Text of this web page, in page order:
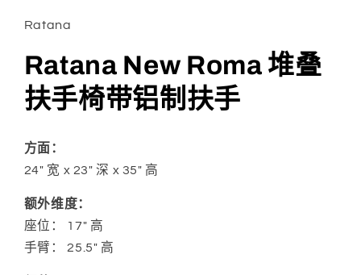
窗
中
打
开
媒
文
件
1
Ratana
Ratana New Roma 堆叠
扶手椅带铝制扶手
方面：
24" 宽 x 23" 深 x 35" 高
额外维度：
座位：
17" 高
手臂：
25.5" 高